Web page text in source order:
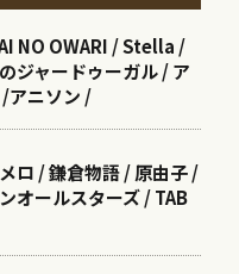
NO OWARI / Stella /
ジャードゥーガル / ア
/アニソン /
ロ / 鎌倉物語 / 原由子 /
オールスターズ / TAB